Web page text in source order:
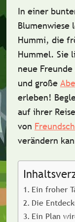
In einer
Blumenwiese
Hummi, die
Hummel. Sie
neue
und große
erleben!
auf ihrer
von
verändern
Ein froher
Die
Ein Plan